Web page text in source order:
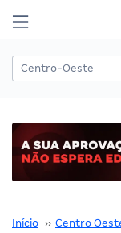
Início ›› Centro